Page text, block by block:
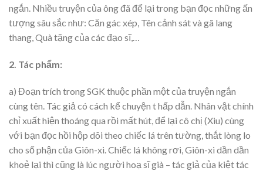
ngắn. Nhiều truyện của ông đã để lại trong bạn đọc những ấn
tượng sâu sắc như: Căn gác xép, Tên cảnh sát và gã lang
thang, Quà tặng của các đạo sĩ,…
2. Tác phẩm:
a) Đoạn trích trong SGK thuộc phần một của truyện ngắn
cùng tên. Tác giả có cách kể chuyện t hấp dẫn. Nhân vật chính
chỉ xuất hiện thoáng qua rồi mất hút, để lại cô chị (Xiu) cùng
với bạn đọc hồi hộp dõi theo chiếc lá trên tường, thắt lòng lo
cho số phận của Giôn-xi. Chiếc lá không rơi, Giôn-xi dần dần
khoẻ lại thì cũng là lúc người hoạ sĩ già – tác giả của kiệt tác